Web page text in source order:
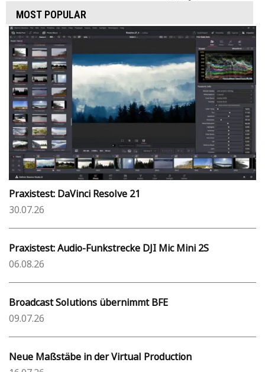
MOST POPULAR
Praxistest: DaVinci Resolve 21
30.07.26
Praxistest: Audio-Funkstrecke DJI Mic Mini 2S
06.08.26
Broadcast Solutions übernimmt BFE
09.07.26
Neue Maßstäbe in der Virtual Production